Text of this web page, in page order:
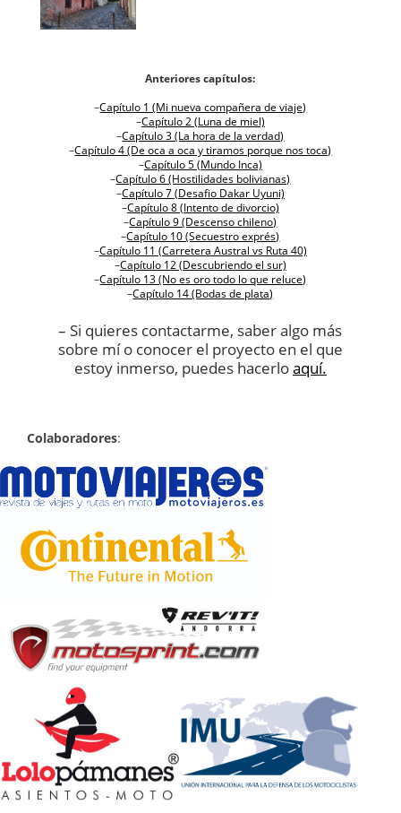
Anteriores capítulos:
–Capítulo 1 (Mi nueva compañera de viaje)
–Capítulo 2 (Luna de miel)
–Capítulo 3 (La hora de la verdad)
–Capítulo 4 (De oca a oca y tiramos porque nos toca)
–Capítulo 5 (Mundo Inca)
–Capítulo 6 (Hostilidades bolivianas)
–Capítulo 7 (Desafio Dakar Uyuni)
–Capítulo 8 (Intento de divorcio)
–Capítulo 9 (Descenso chileno)
–Capítulo 10 (Secuestro exprés)
–Capítulo 11 (Carretera Austral vs Ruta 40)
–Capítulo 12 (Descubriendo el sur)
–Capítulo 13 (No es oro todo lo que reluce)
–Capítulo 14 (Bodas de plata)
– Si quieres contactarme, saber algo más
sobre mí o conocer el proyecto en el que
estoy inmerso, puedes hacerloaquí.
Colaboradores: